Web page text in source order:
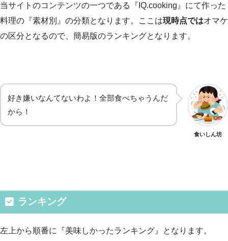
当サイトのコンテンツの一つである『IQ.cooking』にて作った
料理の『素材別』の分類となります。ここは現時点ではオマケ
の区分となるので、簡易版のランキングとなります。
好き嫌いなんてないわよ！全部食べちゃうんだ
から！
食いしん坊
ランキング
左上から順番に『美味しかったランキング』となります。